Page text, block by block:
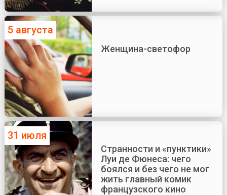
5 августа
Женщина-светофор
31 июля
Странности и «пунктики»
Луи де Фюнеса: чего
боялся и без чего не мог
жить главный комик
французского кино